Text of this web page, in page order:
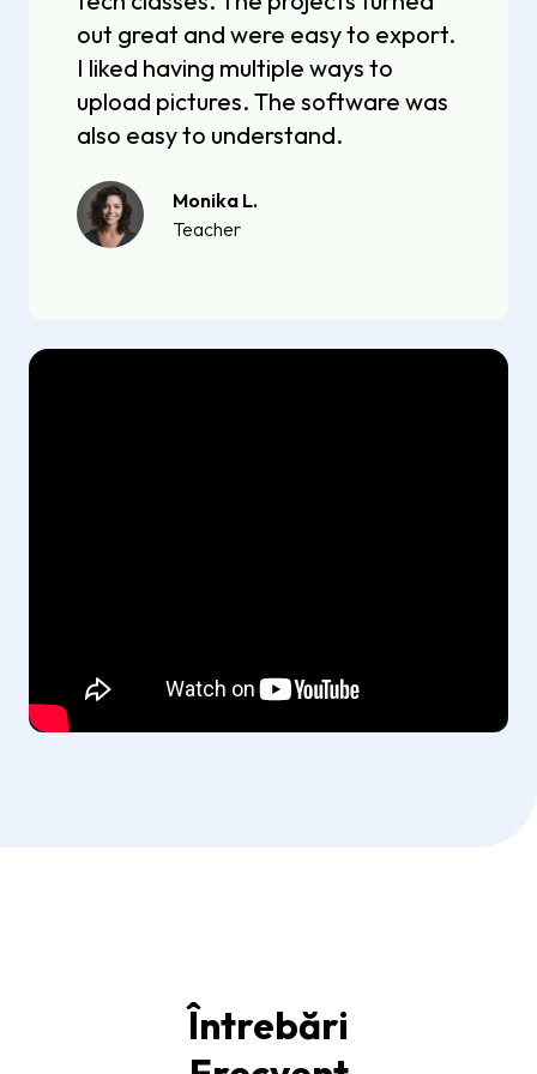
out great and were easy to export.
I liked having multiple ways to
upload pictures. The software was
also easy to understand.
Monika L.
Teacher
Întrebări